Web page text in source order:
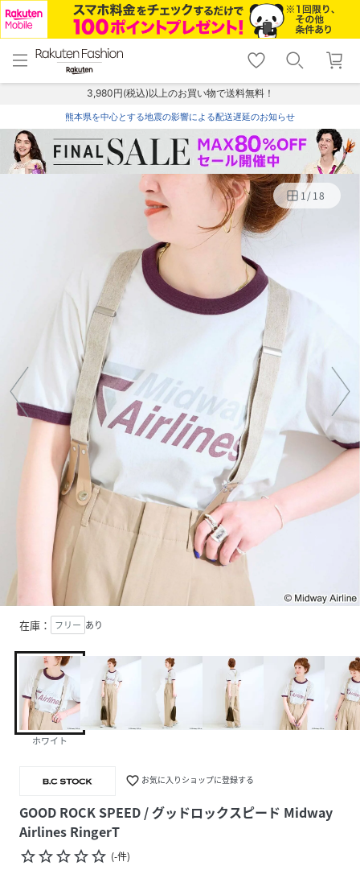
menu home
トップ
shopping_cart lock_outline
ログイン
3,980円(税込)以上のお買い物で送料無料！
熊本県を中心とする地震の影響による配送遅延のお知らせ
1/18
在庫： フリー あり
ホワイト
favorite_border お気に入りショップに登録する
GOOD ROCK SPEED / グッドロックスピード Midway
Airlines RingerT
star_borderstar_borderstar_borderstar_borderstar_border (-件)